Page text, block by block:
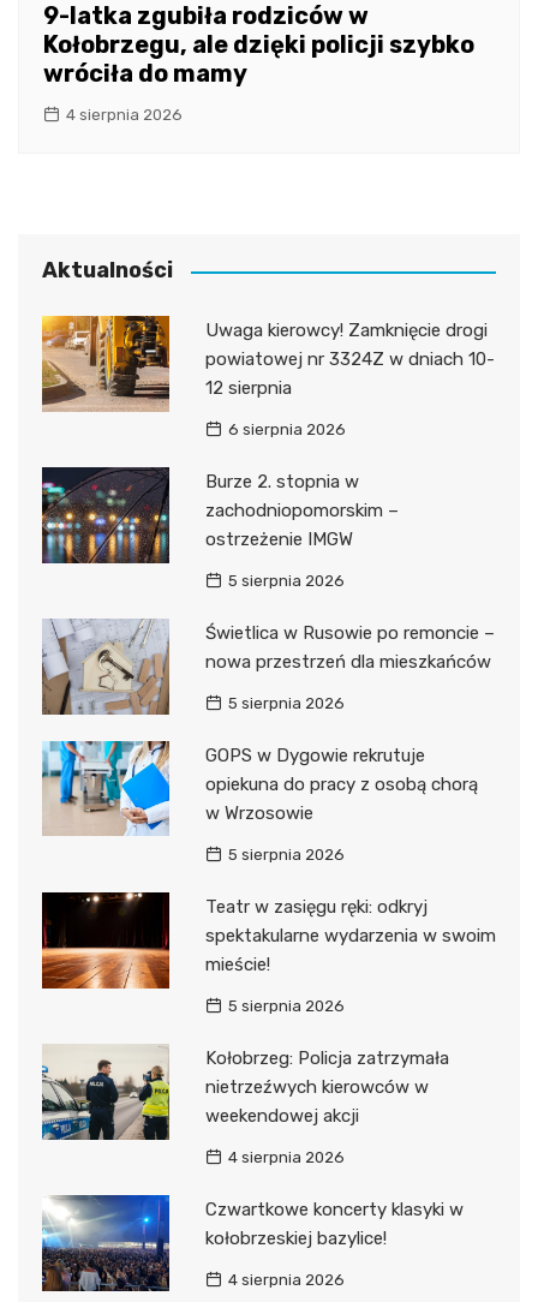
9-latka zgubiła rodziców w
Kołobrzegu, ale dzięki policji szybko
wróciła do mamy
4 sierpnia 2026
Aktualności
Uwaga kierowcy! Zamknięcie drogi
powiatowej nr 3324Z w dniach 10-
12 sierpnia
6 sierpnia 2026
Burze 2. stopnia w
zachodniopomorskim –
ostrzeżenie IMGW
5 sierpnia 2026
Świetlica w Rusowie po remoncie –
nowa przestrzeń dla mieszkańców
5 sierpnia 2026
GOPS w Dygowie rekrutuje
opiekuna do pracy z osobą chorą
w Wrzosowie
5 sierpnia 2026
Teatr w zasięgu ręki: odkryj
spektakularne wydarzenia w swoim
mieście!
5 sierpnia 2026
Kołobrzeg: Policja zatrzymała
nietrzeźwych kierowców w
weekendowej akcji
4 sierpnia 2026
Czwartkowe koncerty klasyki w
kołobrzeskiej bazylice!
4 sierpnia 2026